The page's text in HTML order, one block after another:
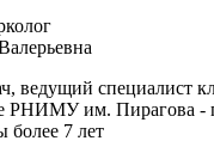
ведущий специалист
РНИМУ им. Пирагова -
более 7 лет